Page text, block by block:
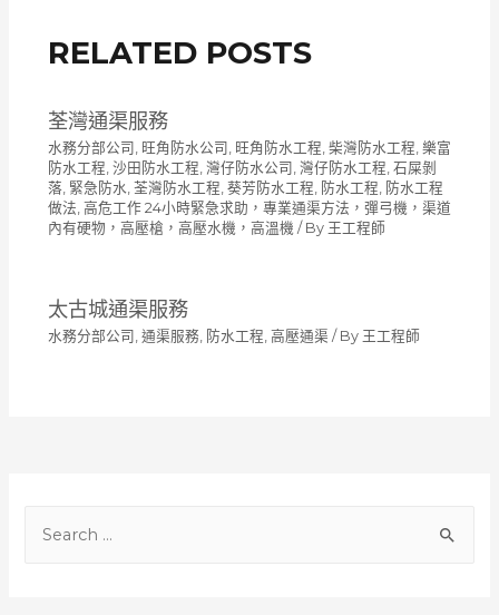
RELATED POSTS
荃灣通渠服務
水務分部公司 , 旺角防水公司 , 旺角防水工程, 柴灣防水工程, 樂富
防水工程, 沙田防水工程, 灣仔防水公司 , 灣仔防水工程, 石屎剝
落, 緊急防水, 荃灣防水工程, 葵芳防水工程, 防水工程, 防水工程
做法, 高危工作 24小時緊急求助，專業通渠方法，彈弓機，渠道
內有硬物，高壓槍，高壓水機，高溫機 / By 王工程師
太古城通渠服務
水務分部公司 通渠服務 防水工程 高壓通渠 / By 王工程師